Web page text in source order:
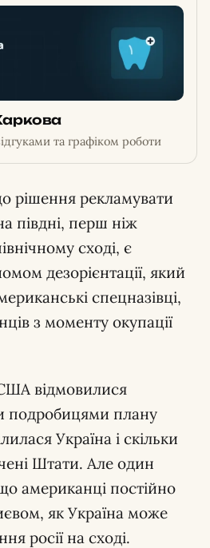
та графіком роботи
рішення рекламувати
півдні, перш ніж
сході, є
дезорієнтації, який
спецназівці,
з моменту окупації
відмовилися
подробицями плану
Україна і скільки
Штати. Але один
американці постійно
як Україна може
росії на сході.